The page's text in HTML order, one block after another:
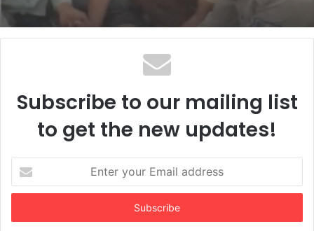
Subscribe to our mailing list
to get the new updates!
your
Email